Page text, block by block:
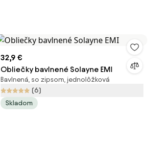
32,9 €
Obliečky bavlnené Solayne EMI
Bavlnená, so zipsom, jednolôžková
(6)
Skladom